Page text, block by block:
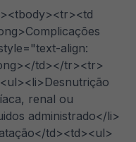
align:
td></tr><tr>
renal ou
administrado</li>
td><td><ul>